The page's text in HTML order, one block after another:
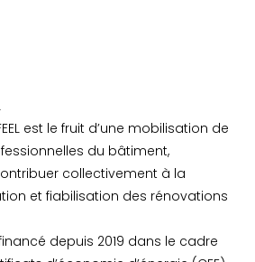
est le fruit d’une mobilisation de
du bâtiment,
collectivement à la
et fiabilisation des rénovations
depuis 2019 dans le cadre